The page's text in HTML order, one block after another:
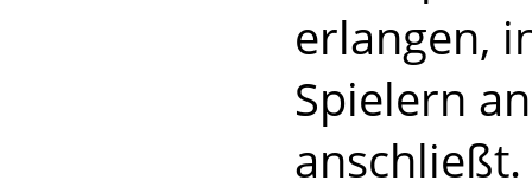
erlangen,
Spielern
anschließt.